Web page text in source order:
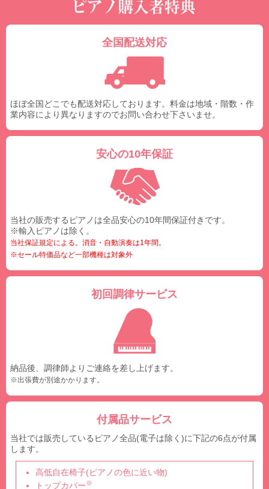
全国配送対応
ほぼ全国どこでも配送対応しております。料金は地域・階数・作
業内容により異なりますのでお問い合わせ下さいませ。
安心の10年保証
当社の販売するピアノは全品安心の10年間保証付きです。
※輸入ピアノは除く。
当社保証規定による。消音・自動演奏は1年間。
※セール特価品など一部機種は対象外
初回調律サービス
納品後、調律師よりご連絡を差し上げます。
※出張費が別途かかります。
付属品サービス
当社では販売しているピアノ全品(電子は除く)に下記の6点が付属
します。
高低自在椅子(ピアノの色に近い物)
トップカバー※